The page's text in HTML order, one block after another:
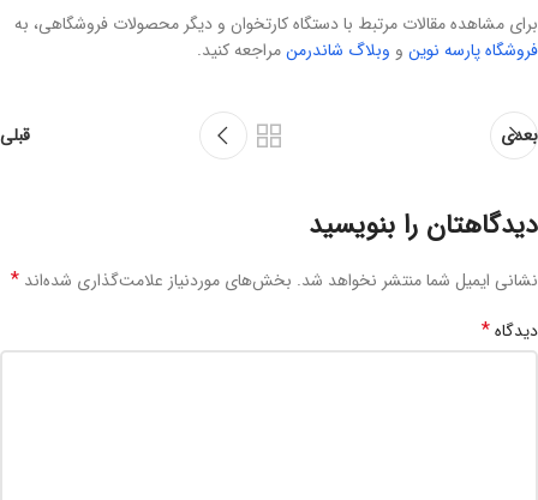
برای مشاهده مقالات مرتبط با دستگاه کارتخوان و دیگر محصولات فروشگاهی، به
فروشگاه پارسه نوین و وبلاگ شاندرمنمراجعه کنید.
بعدی قبلی
دیدگاهتان را بنویسید
نشانی ایمیل شما منتشر نخواهد شد. بخش‌های موردنیاز علامت‌گذاری شده‌اند *
دیدگاه*